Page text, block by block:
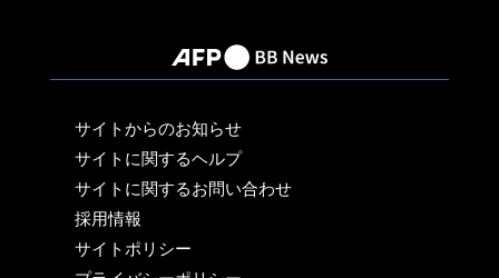
サイトからのお知らせ
サイトに関するヘルプ
サイトに関するお問い合わせ
採用情報
サイトポリシー